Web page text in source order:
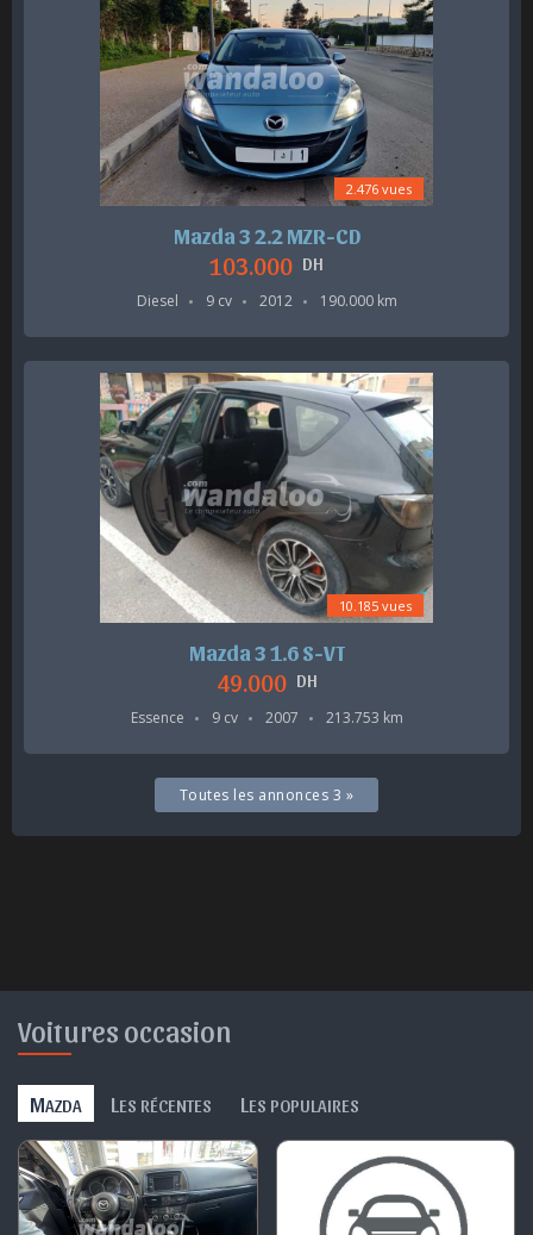
2.476 vues
Mazda 3 2.2 MZR-CD
103.000 DH
Diesel 9 cv 2012 190.000 km
10.185 vues
Mazda 3 1.6 S-VT
49.000 DH
Essence 9 cv 2007 213.753 km
Toutes les annonces 3 »
Voitures occasion
MAZDA L ES RÉCENTES L ES POPULAIRES